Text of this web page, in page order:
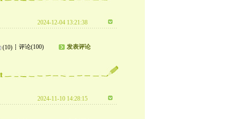
2024-12-04 13:21:38
(10) 评论(100) 发表评论
2024-11-10 14:28:15